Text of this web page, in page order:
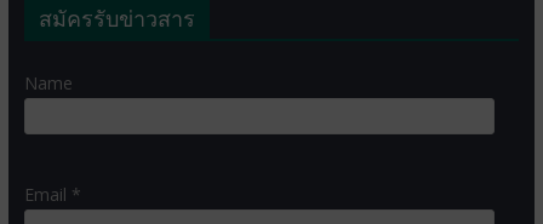
สมัครรับข่าวสาร
Name
Email *